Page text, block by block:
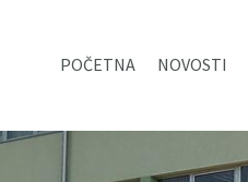
POČETNA NOVOSTI